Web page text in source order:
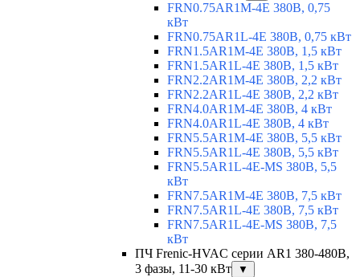
FRN0.75AR1M-4E 380В, 0,75
кВт
FRN0.75AR1L-4E 380В, 0,75 кВт
FRN1.5AR1M-4E 380В, 1,5 кВт
FRN1.5AR1L-4E 380В, 1,5 кВт
FRN2.2AR1M-4E 380В, 2,2 кВт
FRN2.2AR1L-4E 380В, 2,2 кВт
FRN4.0AR1M-4E 380В, 4 кВт
FRN4.0AR1L-4E 380В, 4 кВт
FRN5.5AR1M-4E 380В, 5,5 кВт
FRN5.5AR1L-4E 380В, 5,5 кВт
FRN5.5AR1L-4E-MS 380В, 5,5
кВт
FRN7.5AR1M-4E 380В, 7,5 кВт
FRN7.5AR1L-4E 380В, 7,5 кВт
FRN7.5AR1L-4E-MS 380В, 7,5
кВт
ПЧ Frenic-HVAC серии AR1 380-480В,
3 фазы, 11-30 кВт
▼